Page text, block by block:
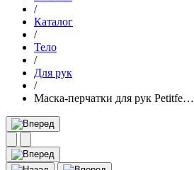
/
Каталог
/
Тело
/
Для рук
/
Маска-перчатки для рук Petitfe…